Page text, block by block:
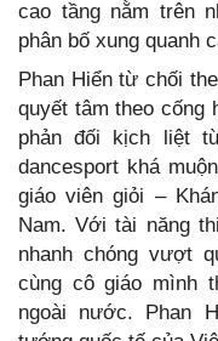
cao tầng nằm trên
phân bố xung quanh
Phan Hiển từ chối
quyết tâm theo cống
phản đối kịch liệt
dancesport khá
giáo viên giỏi –
Nam. Với tài năng
nhanh chóng vượt
cùng cô giáo mình
ngoài nước. Phan